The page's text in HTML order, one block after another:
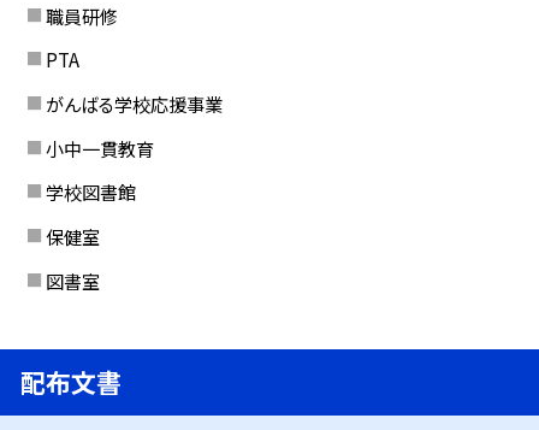
職員研修
PTA
がんばる学校応援事業
小中一貫教育
学校図書館
保健室
図書室
配布文書